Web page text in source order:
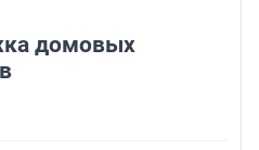
домовых